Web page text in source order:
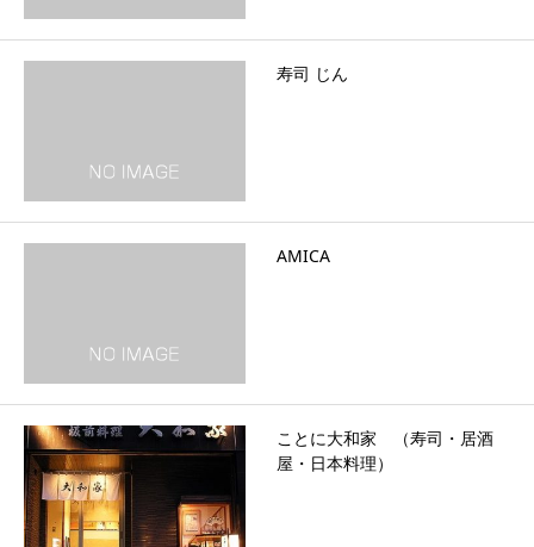
寿司 じん
AMICA
ことに大和家 （寿司・居酒
屋・日本料理）